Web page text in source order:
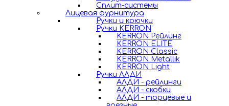
Сплит-системы
Лицевая фурнитура
Ручки и крючки
Ручки KERRON
KERRON Рейлинг
KERRON ELITE
KERRON Classic
KERRON Metallik
KERRON Light
Ручки АЛДИ
АЛДИ - рейлинги
АЛДИ - скобки
АЛДИ - торцевые и